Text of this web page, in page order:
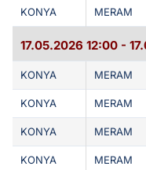
KONYA MERAM
17.05.2026 12:00 -
KONYA MERAM
KONYA MERAM
KONYA MERAM
KONYA MERAM